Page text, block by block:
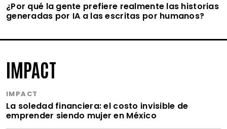
¿Por qué la gente prefiere realmente las historias
generadas por IA a las escritas por humanos?
IMPACT
IMPACT
La soledad financiera: el costo invisible de
emprender siendo mujer en México